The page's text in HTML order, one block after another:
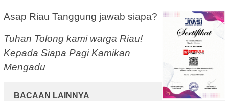
Asap Riau Tanggung jawab siapa?
Tuhan Tolong kami warga Riau!
Kepada Siapa Pagi Kamikan
Mengadu
BACAAN LAINNYA